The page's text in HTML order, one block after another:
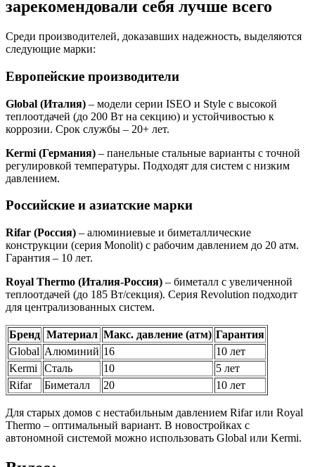
зарекомендовали себя лучше всего
Среди производителей, доказавших надежность, выделяются
следующие марки:
Европейские производители
Global (Италия) – модели серии ISEO и Style с высокой
теплоотдачей (до 200 Вт на секцию) и устойчивостью к
коррозии. Срок службы – 20+ лет.
Kermi (Германия) – панельные стальные варианты с точной
регулировкой температуры. Подходят для систем с низким
давлением.
Российские и азиатские марки
Rifar (Россия) – алюминиевые и биметаллические
конструкции (серия Monolit) с рабочим давлением до 20 атм.
Гарантия – 10 лет.
Royal Thermo (Италия-Россия) – биметалл с увеличенной
теплоотдачей (до 185 Вт/секция). Серия Revolution подходит
для централизованных систем.
Бренд Материал Макс. давление (атм) Гарантия
Global Алюминий 16
10 лет
Kermi
Сталь 10
5 лет
Rifar
Биметалл 20 10 лет
Для старых домов с нестабильным давлением Rifar или Royal
Thermo – оптимальный вариант. В новостройках с
автономной системой можно использовать Global или Kermi.